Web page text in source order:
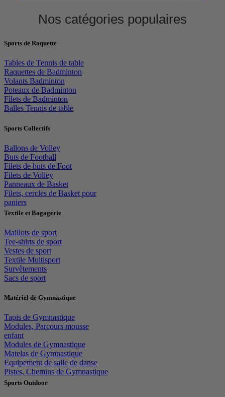
Nos catégories populaires
Sports de Raquette
Tables de Tennis de table
Raquettes de Badminton
Volants Badminton
Poteaux de Badminton
Filets de Badminton
Balles Tennis de table
Sports Collectifs
Ballons de Volley
Buts de Football
Filets de buts de Foot
Filets de Volley
Panneaux de Basket
Filets, cercles de Basket pour
paniers
Textile et Bagagerie
Maillots de sport
Tee-shirts de sport
Vestes de sport
Textile Multisport
Survêtements
Sacs de sport
Matériel de Gymnastique
Tapis de Gymnastique
Modules, Parcours mousse
enfant
Modules de Gymnastique
Matelas de Gymnastique
Equipement de salle de danse
Pistes, Chemins de Gymnastique
Sports Outdoor